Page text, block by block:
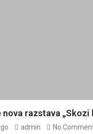
nova razstava „Skozi
admin No